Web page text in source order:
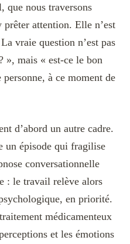
que nous traversons
attention. Elle n’est
vraie question n’est pas
», mais « est-ce le bon
à ce moment de
d’abord un autre cadre.
un épisode qui fragilise
conversationnelle
: le travail relève alors
en priorité.
médicamenteux
et les émotions